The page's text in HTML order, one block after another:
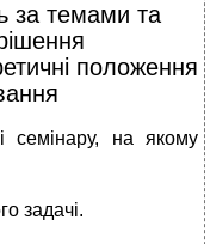
за темами та
положення
семінару, на якому
задачі.